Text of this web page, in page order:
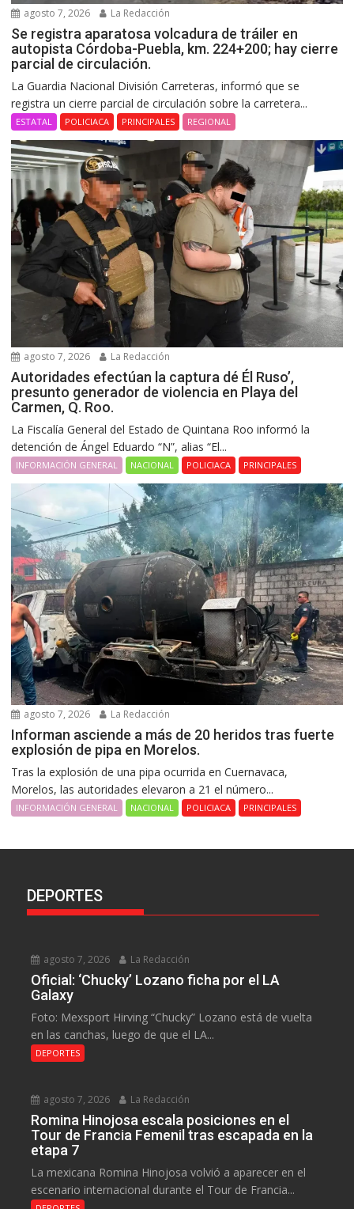
agosto 7, 2026 La Redacción
Se registra aparatosa volcadura de tráiler en
autopista Córdoba-Puebla, km. 224+200; hay cierre
parcial de circulación.
La Guardia Nacional División Carreteras, informó que se
registra un cierre parcial de circulación sobre la carretera...
ESTATAL POLICIACA PRINCIPALES REGIONAL
agosto 7, 2026 La Redacción
Autoridades efectúan la captura dé Él Ruso’,
presunto generador de violencia en Playa del
Carmen, Q. Roo.
La Fiscalía General del Estado de Quintana Roo informó la
detención de Ángel Eduardo “N”, alias “El...
INFORMACIÓN GENERAL NACIONAL POLICIACA PRINCIPALES
agosto 7, 2026 La Redacción
Informan asciende a más de 20 heridos tras fuerte
explosión de pipa en Morelos.
Tras la explosión de una pipa ocurrida en Cuernavaca,
Morelos, las autoridades elevaron a 21 el número...
INFORMACIÓN GENERAL NACIONAL POLICIACA PRINCIPALES
DEPORTES
agosto 7, 2026 La Redacción
Oficial: ‘Chucky’ Lozano ficha por el LA
Galaxy
Foto: Mexsport Hirving “Chucky” Lozano está de vuelta
en las canchas, luego de que el LA...
DEPORTES
agosto 7, 2026 La Redacción
Romina Hinojosa escala posiciones en el
Tour de Francia Femenil tras escapada en la
etapa 7
La mexicana Romina Hinojosa volvió a aparecer en el
escenario internacional durante el Tour de Francia...